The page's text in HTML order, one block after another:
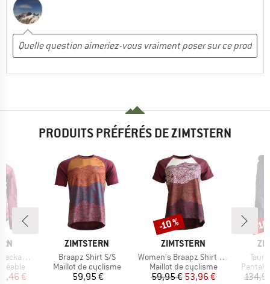
PRODUITS PRÉFÉRÉS DE ZIMTSTERN
Jacket
réduit
€
MARQUE
ZIMTSTERN
Article
Braapz Shirt S/S
Product group
Maillot de cyclisme
Prix
59,95 €
MARQUE
ZIMTSTERN
Article
Women's Braapz Shirt S/S
Product group
Maillot de cyclisme
Prix
59,95 €Prix réduit
53,96 €
Remise
-10 % -